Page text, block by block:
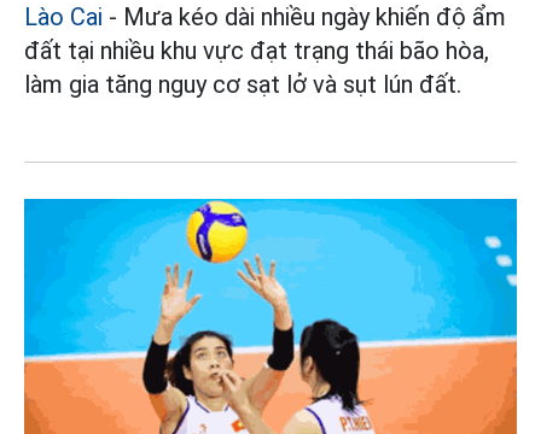
Lào Cai - Mưa kéo dài nhiều ngày khiến độ ẩm
đất tại nhiều khu vực đạt trạng thái bão hòa,
làm gia tăng nguy cơ sạt lở và sụt lún đất.